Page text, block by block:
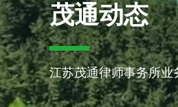
茂通动态
江苏茂通律师事务所